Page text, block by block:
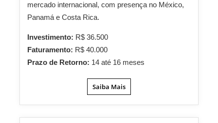
mercado internacional, com presença no México,
Panamá e Costa Rica.
Investimento: R$ 36.500
Faturamento: R$ 40.000
Prazo de Retorno: 14 até 16 meses
Saiba Mais